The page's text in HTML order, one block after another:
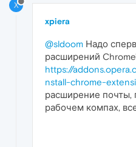
X
xpiera
@sldoom Надо
расширений
https://
nstall-chrome-
расширение
рабочем компах,